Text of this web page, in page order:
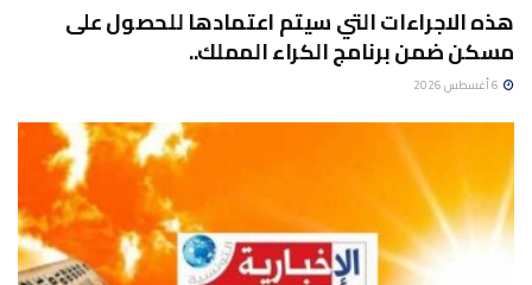
هذه الاجراءات التي سيتم اعتمادها للحصول على
مسكن ضمن برنامج الكراء المملك..